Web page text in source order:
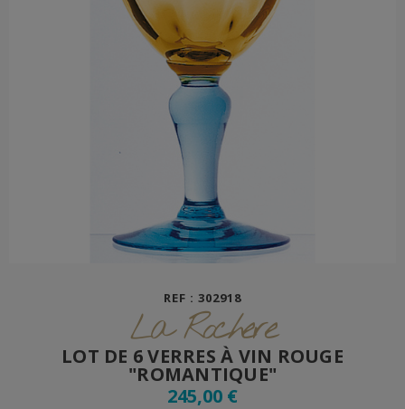
REF : 302918
La Rochere
LOT DE 6 VERRES À VIN ROUGE
"ROMANTIQUE"
245,00 €